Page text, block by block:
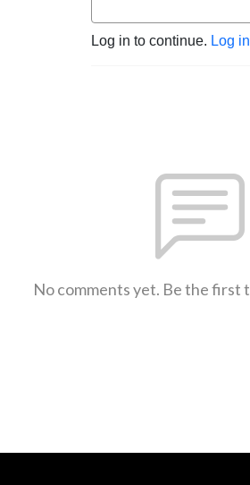
Log in to continue. Log in
No comments yet. Be the first